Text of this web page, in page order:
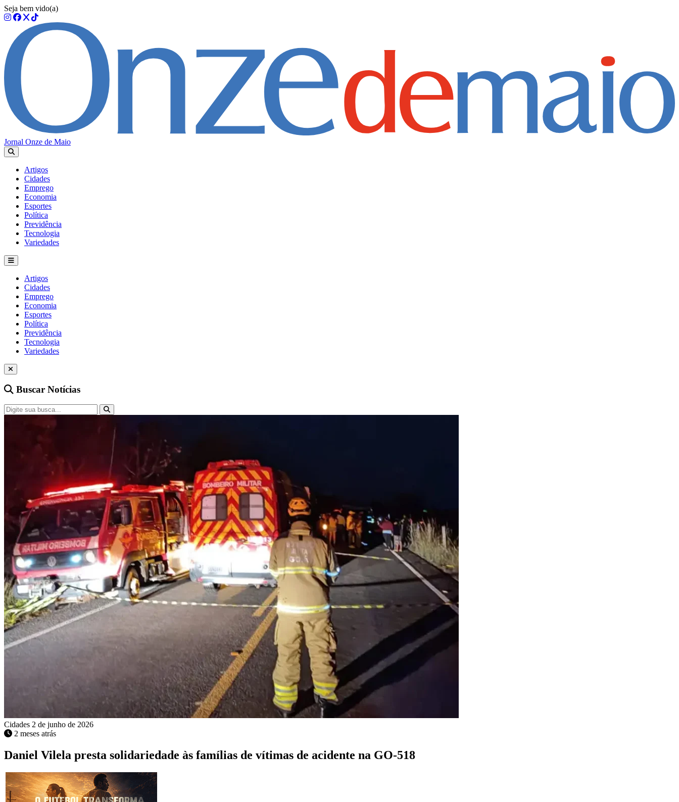
Seja bem vido(a)
Jornal Onze de Maio
Artigos
Cidades
Emprego
Economia
Esportes
Política
Previdência
Tecnologia
Variedades
Artigos
Cidades
Emprego
Economia
Esportes
Política
Previdência
Tecnologia
Variedades
Buscar Notícias
Cidades 2 de junho de 2026
2 meses atrás
Daniel Vilela presta solidariedade às famílias de vítimas de acidente na GO-518